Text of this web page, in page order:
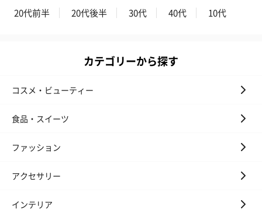
フラワーテディベア
テディベア（バニラ）
テディベア（
紅茶・コーヒー・スイーツ
への＋αにおすすめです。
20代前半 20代後半 30代 40代 10代
カテゴリーから探す
コスメ・ビューティー
食品・スイーツ
ファッション
アクセサリー
インテリア